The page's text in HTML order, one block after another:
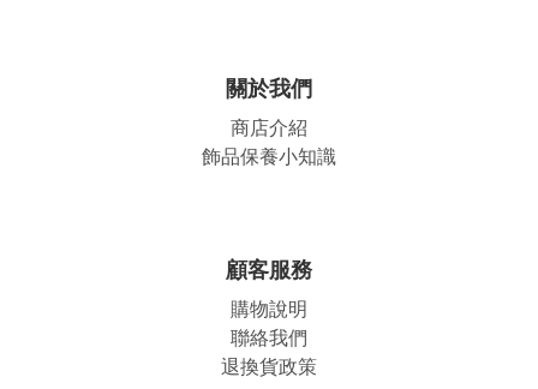
關於我們
商店介紹
飾品保養小知識
顧客服務
購物說明
聯絡我們
退換貨政策